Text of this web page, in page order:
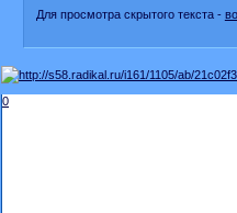
Для просмотра скрытого текста -
0